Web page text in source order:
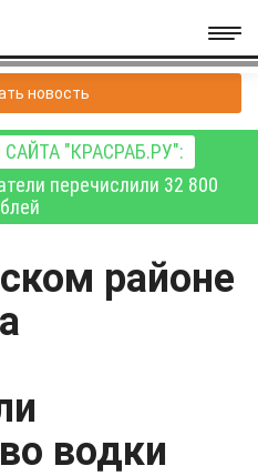
новость
"КРАСРАБ.РУ":
перечислили 32 800
районе
водки